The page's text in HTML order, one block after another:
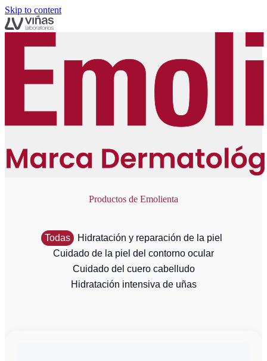
Skip to content
Productos de Emolienta
Todas
Hidratación y reparación de la piel
Cuidado de la piel del contorno ocular
Cuidado del cuero cabelludo
Hidratación intensiva de uñas